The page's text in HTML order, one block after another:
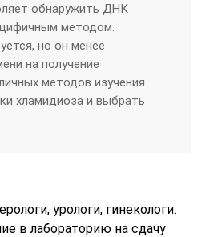
обнаружить ДНК
методом.
но он менее
на получение
методов изучения
хламидиоза и выбрать
урологи, гинекологи.
в лабораторию на сдачу